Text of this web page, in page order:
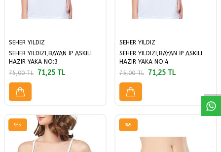
SEHER YILDIZ
SEHER YILDIZI,BAYAN İP ASKILI
HAZIR YAKA NO:3
75,00TL 71,25 TL
SEHER YILDIZ
SEHER YILDIZI,BAYAN İP ASKILI
HAZIR YAKA NO:4
75,00TL 71,25 TL
%5 %5